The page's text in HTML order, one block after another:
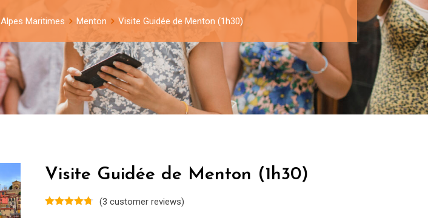
Alpes Maritimes Menton Visite Guidée de Menton (1h30)
Visite Guidée de Menton (1h30)
(3 customer reviews)